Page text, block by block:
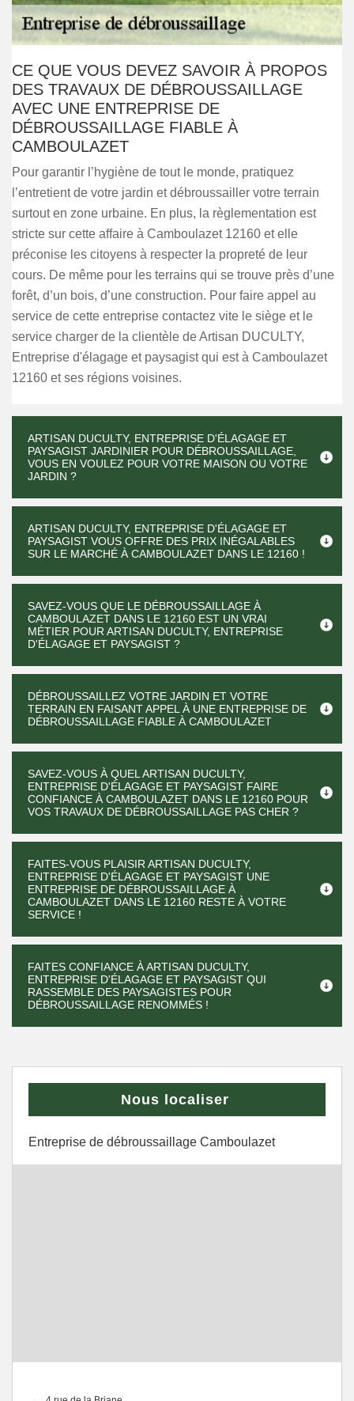
CE QUE VOUS DEVEZ SAVOIR À PROPOS
DES TRAVAUX DE DÉBROUSSAILLAGE
AVEC UNE ENTREPRISE DE
DÉBROUSSAILLAGE FIABLE À
CAMBOULAZET
Pour garantir l’hygiène de tout le monde, pratiquez
l’entretient de votre jardin et débroussailler votre terrain
surtout en zone urbaine. En plus, la règlementation est
stricte sur cette affaire à Camboulazet 12160 et elle
préconise les citoyens à respecter la propreté de leur
cours. De même pour les terrains qui se trouve près d’une
forêt, d’un bois, d’une construction. Pour faire appel au
service de cette entreprise contactez vite le siège et le
service charger de la clientèle de Artisan DUCULTY,
Entreprise d'élagage et paysagist qui est à Camboulazet
12160 et ses régions voisines.
ARTISAN DUCULTY, ENTREPRISE D'ÉLAGAGE ET
PAYSAGIST JARDINIER POUR DÉBROUSSAILLAGE,
VOUS EN VOULEZ POUR VOTRE MAISON OU VOTRE
JARDIN ?
ARTISAN DUCULTY, ENTREPRISE D'ÉLAGAGE ET
PAYSAGIST VOUS OFFRE DES PRIX INÉGALABLES
SUR LE MARCHÉ À CAMBOULAZET DANS LE 12160 !
SAVEZ-VOUS QUE LE DÉBROUSSAILLAGE À
CAMBOULAZET DANS LE 12160 EST UN VRAI
MÉTIER POUR ARTISAN DUCULTY, ENTREPRISE
D'ÉLAGAGE ET PAYSAGIST ?
DÉBROUSSAILLEZ VOTRE JARDIN ET VOTRE
TERRAIN EN FAISANT APPEL À UNE ENTREPRISE DE
DÉBROUSSAILLAGE FIABLE À CAMBOULAZET
SAVEZ-VOUS À QUEL ARTISAN DUCULTY,
ENTREPRISE D'ÉLAGAGE ET PAYSAGIST FAIRE
CONFIANCE À CAMBOULAZET DANS LE 12160 POUR
VOS TRAVAUX DE DÉBROUSSAILLAGE PAS CHER ?
FAITES-VOUS PLAISIR ARTISAN DUCULTY,
ENTREPRISE D'ÉLAGAGE ET PAYSAGIST UNE
ENTREPRISE DE DÉBROUSSAILLAGE À
CAMBOULAZET DANS LE 12160 RESTE À VOTRE
SERVICE !
FAITES CONFIANCE À ARTISAN DUCULTY,
ENTREPRISE D'ÉLAGAGE ET PAYSAGIST QUI
RASSEMBLE DES PAYSAGISTES POUR
DÉBROUSSAILLAGE RENOMMÉS !
Nous localiser
Entreprise de débroussaillage Camboulazet